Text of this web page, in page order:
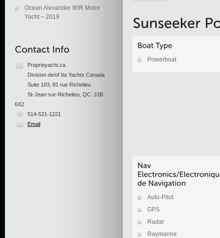
Ocean Alexander 90R Motor
Yacht – 2019
Proprioyacht.ca
Division de/of Ita Yachts Canada
Suite 103, 81 rue Richelieu
St-Jean-sur-Richelieu, QC J3B
6X2
514-521-1221
Email
Powerboat
Auto-Pilot
GPS
Radar
Raymarine